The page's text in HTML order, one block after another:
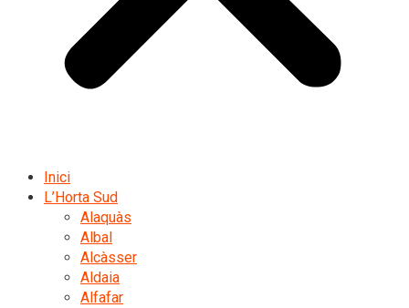
Inici
L’Horta Sud
Alaquàs
Albal
Alcàsser
Aldaia
Alfafar